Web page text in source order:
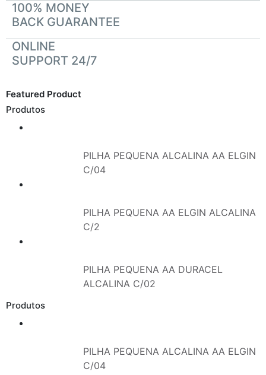
100% MONEY
BACK GUARANTEE
ONLINE
SUPPORT 24/7
Featured Product
Produtos
PILHA PEQUENA ALCALINA AA ELGIN
C/04
PILHA PEQUENA AA ELGIN ALCALINA
C/2
PILHA PEQUENA AA DURACEL
ALCALINA C/02
Produtos
PILHA PEQUENA ALCALINA AA ELGIN
C/04